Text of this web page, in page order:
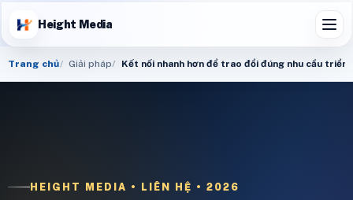
Height Media
Trang chủ Giải pháp Kết nối nhanh hơn để trao đổi đúng nhu cầu triển
HEIGHT MEDIA • LIÊN HỆ • 2026